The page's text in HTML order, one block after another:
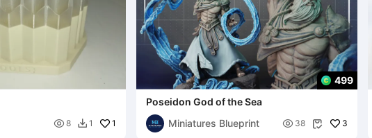
 8  1 1
499
Poseidon God of the Sea
Miniatures Blueprint
 38  3